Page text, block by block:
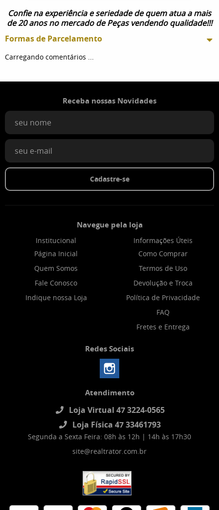
Confie na experiência e seriedade de quem atua a mais
de 20 anos no mercado de Peças vendendo qualidade!!!
Formas de Parcelamento
Carregando comentários ...
Receba nossas Novidades
Cadastre-se
Navegue pela loja
Institucional
Página Inicial
Quem Somos
Fale Conosco
Indique nossa Loja
Informações Úteis
Como Comprar
Termos de Uso
Devolução e Troca
Política de Privacidade
FAQ
Fretes e Entrega
Redes Sociais
Atendimento
Loja Virtual 47 3224-0565
Loja Física 47 33461793
Segunda a Sexta Feira: 08h às 12h | 14h às 17h30
site@realtrator.com.br